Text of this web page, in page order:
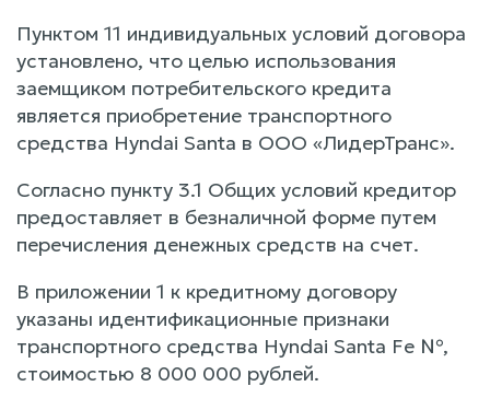
Пунктом 11 индивидуальных условий договора
установлено, что целью использования
заемщиком потребительского кредита
является приобретение транспортного
средства Hyndai Santa в ООО «ЛидерТранс».
Согласно пункту 3.1 Общих условий кредитор
предоставляет в безналичной форме путем
перечисления денежных средств на счет.
В приложении 1 к кредитному договору
указаны идентификационные признаки
транспортного средства Hyndai Santa Fe №,
стоимостью 8 000 000 рублей.